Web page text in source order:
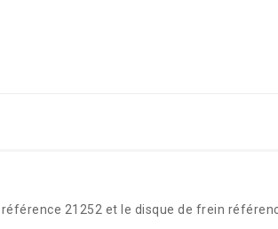
21252 et le disque de frein